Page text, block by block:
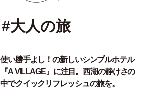
#大人の旅
使い勝手よし！の新しいシンプルホテル
『A VILLAGE』に注目。西湖の静けさの
中でクイックリフレッシュの旅を。